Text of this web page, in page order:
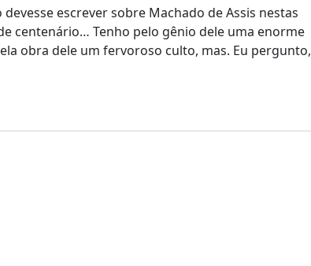
devesse escrever sobre Machado de Assis nestas
centenário… Tenho pelo gênio dele uma enorme
obra dele um fervoroso culto, mas. Eu pergunto,